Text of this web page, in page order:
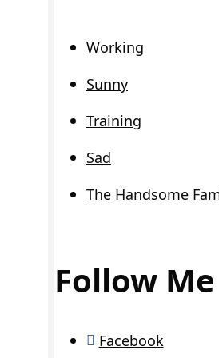
Working
Sunny
Training
Sad
The Handsome
Follow Me
Facebook